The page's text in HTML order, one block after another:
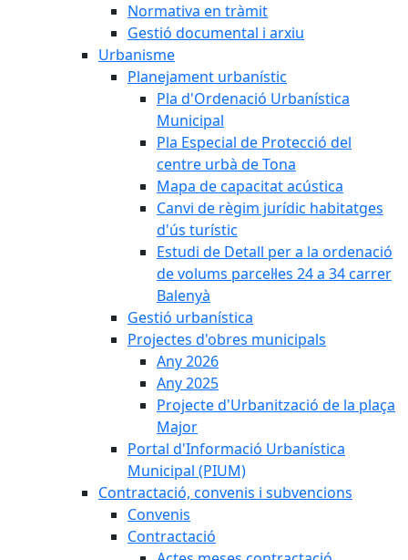
Normativa en tràmit
Gestió documental i arxiu
Urbanisme
Planejament urbanístic
Pla d'Ordenació Urbanística
Municipal
Pla Especial de Protecció del
centre urbà de Tona
Mapa de capacitat acústica
Canvi de règim jurídic habitatges
d'ús turístic
Estudi de Detall per a la ordenació
de volums parcel·les 24 a 34 carrer
Balenyà
Gestió urbanística
Projectes d'obres municipals
Any 2026
Any 2025
Projecte d'Urbanització de la plaça
Major
Portal d'Informació Urbanística
Municipal (PIUM)
Contractació, convenis i subvencions
Convenis
Contractació